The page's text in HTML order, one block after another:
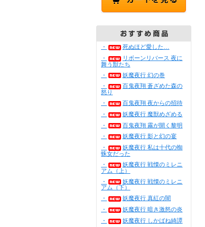
・
死ぬほど愛した…
・
リボーンリバース 夜に
舞う獣たち
・
妖魔夜行 幻の巻
・
百鬼夜翔 蒼ざめた森の
怒り
・
百鬼夜翔 夜からの招待
・
妖魔夜行 魔獣めざめる
・
百鬼夜翔 霧が開く黎明
・
妖魔夜行 影と幻の宴
・
妖魔夜行 私は十代の蜘
蛛女だった
・
妖魔夜行 戦慄のミレニ
アム（上）
・
妖魔夜行 戦慄のミレニ
アム（下）
・
妖魔夜行 真紅の闇
・
妖魔夜行 暗き激怒の炎
・
妖魔夜行 しかばね綺譚